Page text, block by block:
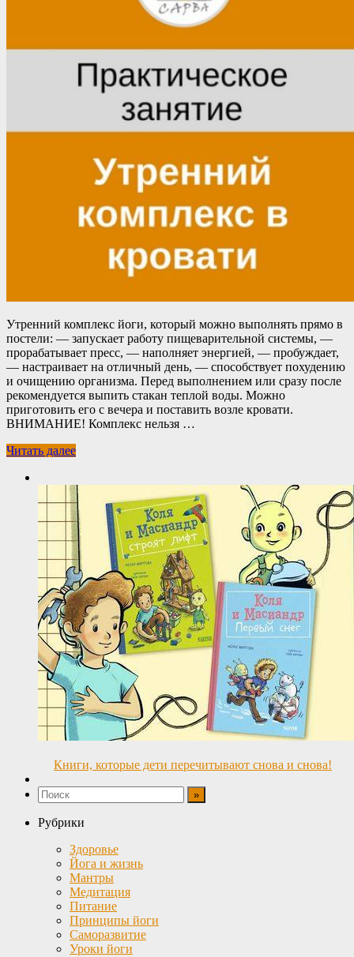
Утренний комплекс йоги, который можно выполнять прямо в
постели: — запускает работу пищеварительной системы, —
прорабатывает пресс, — наполняет энергией, — пробуждает,
— настраивает на отличный день, — способствует похудению
и очищению организма. Перед выполнением или сразу после
рекомендуется выпить стакан теплой воды. Можно
приготовить его с вечера и поставить возле кровати.
ВНИМАНИЕ! Комплекс нельзя …
Читать далее
Книги, которые дети перечитывают снова и снова!
Рубрики
Здоровье
Йога и жизнь
Мантры
Медитация
Питание
Принципы йоги
Саморазвитие
Уроки йоги